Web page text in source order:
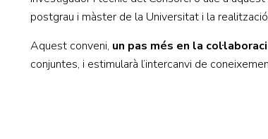
postgrau i màster de la Universitat i la
Aquest conveni, un pas més en la
conjuntes, i estimularà l’intercanvi de